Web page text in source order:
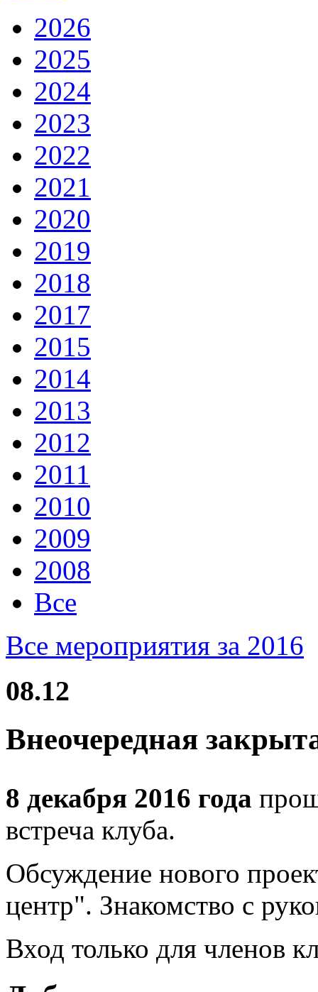
2026
2025
2024
2023
2022
2021
2020
2019
2018
2017
2015
2014
2013
2012
2011
2010
2009
2008
Все
Все мероприятия за 2016
08.12
Внеочередная
8 декабря 2016 года
встреча клуба.
Обсуждение нового
центр". Знакомство с
Вход только для членов